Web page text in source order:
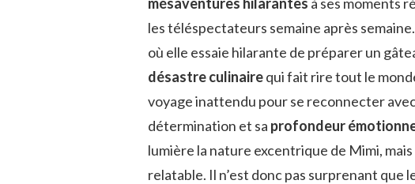
les téléspectateurs semaine après
où elle essaie hilarante de préparer un
désastre culinairequi fait rire tout le
voyage inattendu pour se reconnecter
détermination et sa profondeur
lumière la nature excentrique de Mimi,
relatable. Il n’est donc pas surprenant